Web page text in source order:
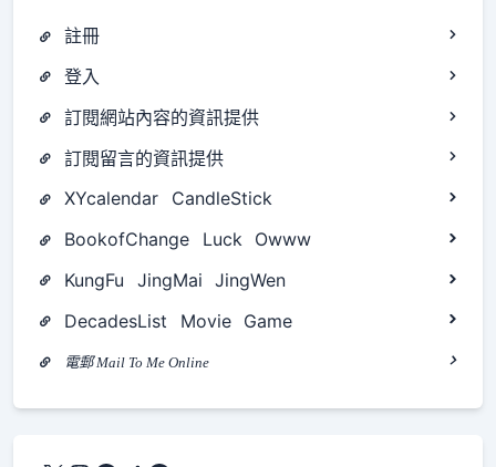
註冊
登入
訂閱網站內容的資訊提供
訂閱留言的資訊提供
XYcalendar
CandleStick
BookofChange
Luck
Owww
KungFu
JingMai
JingWen
DecadesList
Movie Game
電郵 Mail To Me Online